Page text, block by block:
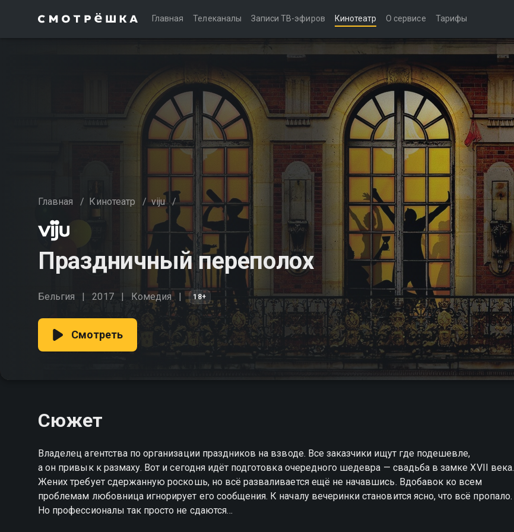
Главная Телеканалы Записи ТВ-эфиров Кинотеатр О сервисе Тарифы
Главная / Кинотеатр / viju /
Праздничный переполох
Бельгия 2017 Комедия 18+
Смотреть
Сюжет
Владелец агентства по организации праздников на взводе. Все заказчики ищут где подешевле,
а он привык к размаху. Вот и сегодня идёт подготовка очередного шедевра — свадьба в замке XVII века.
Жених требует сдержанную роскошь, но всё разваливается ещё не начавшись. Вдобавок ко всем
проблемам любовница игнорирует его сообщения. К началу вечеринки становится ясно, что всё пропало.
Но профессионалы так просто не сдаются…